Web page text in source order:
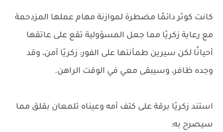
كانت كوثر دائمًا مضطرة لموازنة مهام عملها المزدحمة
مع رعاية زكريّا مما جعل المسؤولية تقع على عاتقها
أحيانًا لكن سيرين طمأنتها على الفور: زكريّا آمن، وقد
وجده ظافر، وسيبقى معي في الوقت الراهن.
استند زكريّا برقة على كتف أمه وعيناه تلمعان بقلق مما
سيصرح به: